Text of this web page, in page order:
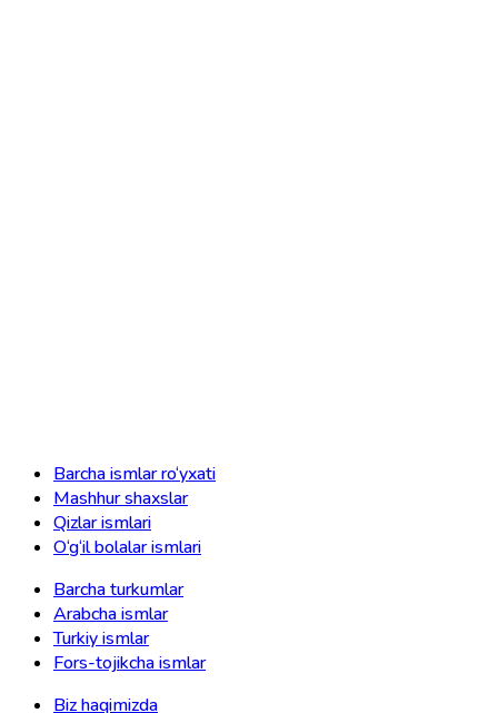
Barcha ismlar ro‘yxati
Mashhur shaxslar
Qizlar ismlari
O‘g‘il bolalar ismlari
Barcha turkumlar
Arabcha ismlar
Turkiy ismlar
Fors-tojikcha ismlar
Biz haqimizda